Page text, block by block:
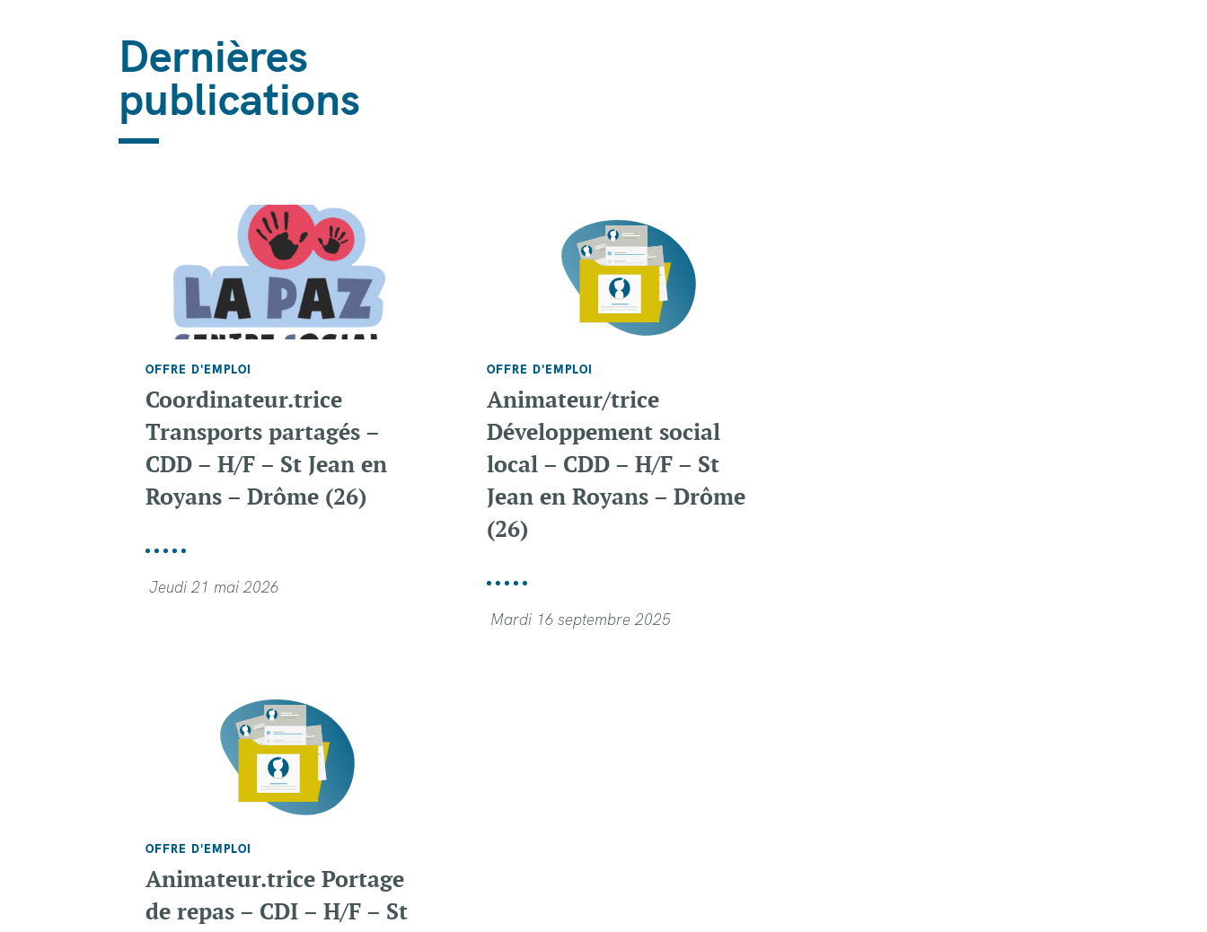
Dernières
publications
OFFRE D'EMPLOI
Coordinateur.trice
Transports partagés –
CDD – H/F – St Jean en
Royans – Drôme (26)
Jeudi 21 mai 2026
OFFRE D'EMPLOI
Animateur/trice
Développement social
local – CDD – H/F – St
Jean en Royans – Drôme
(26)
Mardi 16 septembre 2025
OFFRE D'EMPLOI
Animateur.trice Portage
de repas – CDI – H/F – St